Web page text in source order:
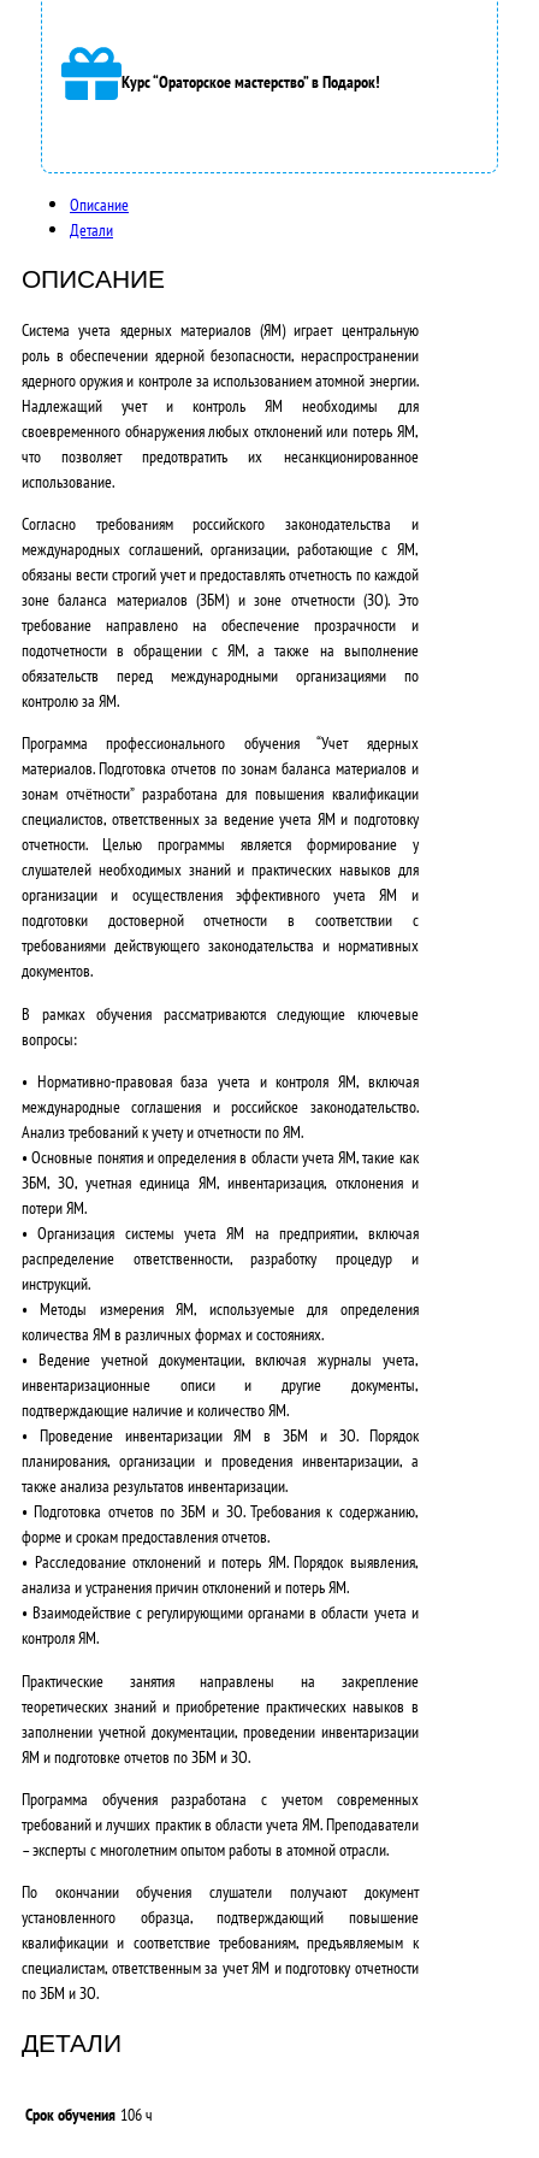
л
а
9
0
0
0
,
0
₽
.
Курс “Ораторское мастерство” в Подарок!
Описание
Детали
ОПИСАНИЕ
Система учета ядерных материалов (ЯМ) играет центральную
роль в обеспечении ядерной безопасности, нераспространении
ядерного оружия и контроле за использованием атомной энергии.
Надлежащий учет и контроль ЯМ необходимы для
своевременного обнаружения любых отклонений или потерь ЯМ,
что позволяет предотвратить их несанкционированное
использование.
Согласно требованиям российского законодательства и
международных соглашений,организации, работающие с ЯМ,
обязаны вести строгий учет и предоставлять отчетность по каждой
зоне баланса материалов (ЗБМ) и зоне отчетности (ЗО). Это
требование направлено наобеспечение прозрачности и
подотчетности в обращении с ЯМ, а также на выполнение
обязательств перед международными организациями по
контролю за ЯМ.
Программа профессионального обучения “Учет ядерных
материалов. Подготовка отчетов по зонам баланса материалов и
зонам отчётности” разработана для повышения квалификации
специалистов, ответственных за ведение учета ЯМ и подготовку
отчетности. Целью программы является формирование у
слушателей необходимых знаний и практических навыков для
организации и осуществления эффективного учета ЯМ и
подготовки достоверной отчетности в соответствии с
требованиями действующего законодательства и нормативных
документов.
В рамках обучения рассматриваются следующие ключевые
вопросы:
• Нормативно-правовая база учета и контроля ЯМ, включая
международные соглашения и российское законодательство.
Анализ требований к учету и отчетности по ЯМ.
•Основные понятия и определенияв области учета ЯМ, такие как
ЗБМ, ЗО, учетная единица ЯМ, инвентаризация, отклонения и
потери ЯМ.
•Организация системы учета ЯМ на предприятии, включая
распределение ответственности, разработку процедур и
инструкций.
•Методы измерения ЯМ, используемые для определения
количества ЯМ в различных формах и состояниях.
•Ведение учетной документации, включая журналы учета,
инвентаризационные описи и другие документы,
подтверждающие наличие и количество ЯМ.
• Проведение инвентаризации ЯМ в ЗБМ и ЗО. Порядок
планирования, организации и проведения инвентаризации, а
также анализа результатов инвентаризации.
•Подготовка отчетов по ЗБМ и ЗО. Требования к содержанию,
форме и срокам предоставления отчетов.
• Расследование отклонений и потерь ЯМ. Порядок выявления,
анализа и устранения причин отклонений и потерь ЯМ.
•Взаимодействие с регулирующими органами в области учета и
контроля ЯМ.
Практические занятия направлены на закрепление
теоретических знаний и приобретение практических навыков в
заполнении учетной документации, проведении инвентаризации
ЯМ и подготовке отчетов по ЗБМ и ЗО.
Программа обучения разработана с учетом современных
требований и лучших практикв области учета ЯМ. Преподаватели
– эксперты с многолетним опытом работы в атомной отрасли.
По окончании обучения слушатели получают документ
установленного образца, подтверждающий повышение
квалификации и соответствие требованиям, предъявляемым к
специалистам, ответственным за учет ЯМ и подготовку отчетности
по ЗБМ и ЗО.
ДЕТАЛИ
Срок обучения 106 ч